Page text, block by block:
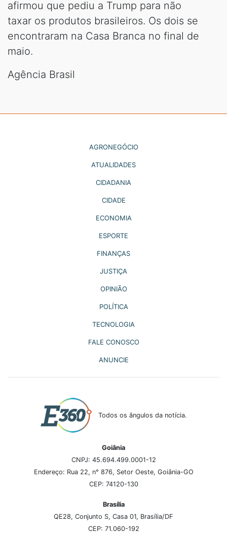
afirmou que pediu a Trump para não
taxar os produtos brasileiros. Os dois se
encontraram na Casa Branca no final de
maio.
Agência Brasil
AGRONEGÓCIO
ATUALIDADES
CIDADANIA
CIDADE
ECONOMIA
ESPORTE
FINANÇAS
JUSTIÇA
OPINIÃO
POLÍTICA
TECNOLOGIA
FALE CONOSCO
ANUNCIE
Todos os ângulos da notícia.
Goiânia
CNPJ: 45.694.499.0001-12
Endereço: Rua 22, n° 876, Setor Oeste, Goiânia-GO
CEP: 74120-130
Brasília
QE28, Conjunto S, Casa 01, Brasília/DF
CEP: 71.060-192